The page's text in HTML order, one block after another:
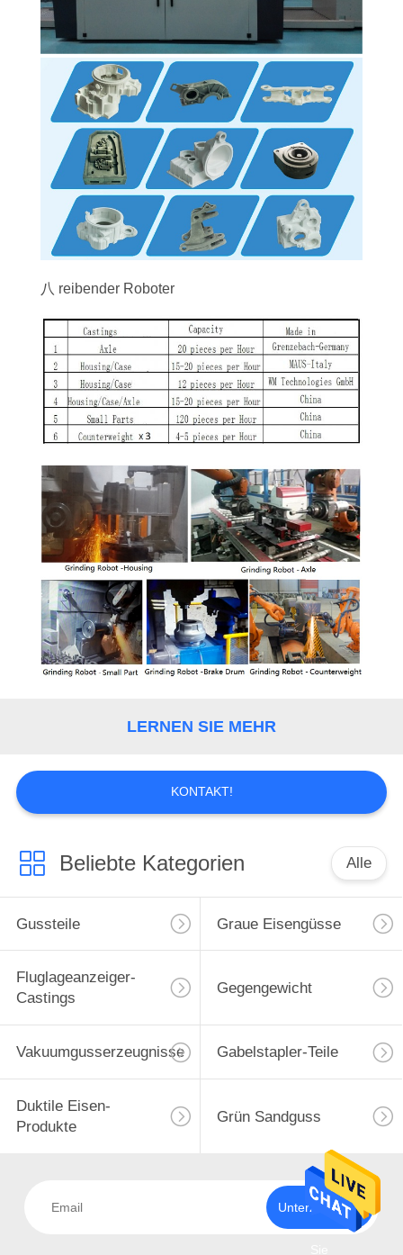
八 reibender Roboter
LERNEN SIE MEHR
KONTAKT!
Beliebte Kategorien Alle
Gussteile Graue Eisengüsse
Fluglageanzeiger-
Castings
Gegengewicht
Vakuumgusserzeugnisse Gabelstapler-Teile
Duktile Eisen-
Produkte
Grün Sandguss
Unterzeichnen